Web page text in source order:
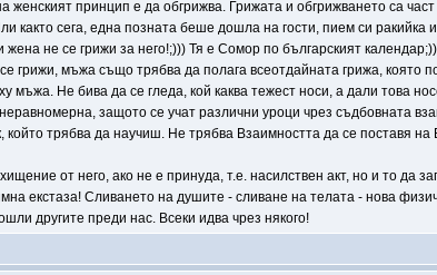
принцип е да обгрижва. Грижата и обгрижването са
както сега, една позната беше дошла на гости, пием си
не се грижи за него!;))) Тя е Сомор по българският
грижи, мъжа също трябва да полага всеотдайната грижа,
мъжа. Не бива да се гледа, кой каква тежест носи, а дали това
защото се учат различни уроци чрез съдбовната
трябва да научиш. Не трябва Взаимността да се поставя
от него, ако не е принуда, т.е. насилствен акт, но и то
екстаза! Сливането на душите - сливане на телата - нова
другите преди нас. Всеки идва чрез някого!